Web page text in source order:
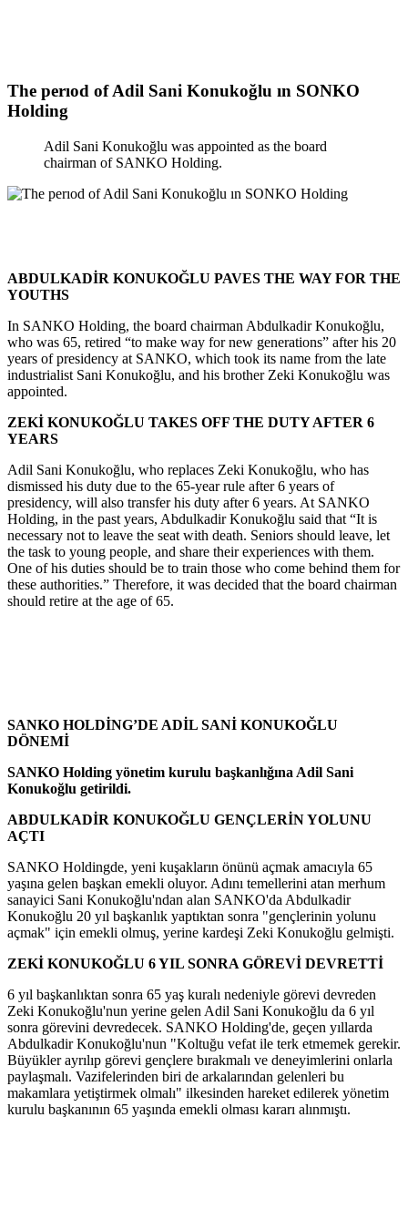
The perıod of Adil Sani Konukoğlu ın SONKO
Holding
Adil Sani Konukoğlu was appointed as the board
chairman of SANKO Holding.
ABDULKADİR KONUKOĞLU PAVES THE WAY FOR THE
YOUTHS
In SANKO Holding, the board chairman Abdulkadir Konukoğlu,
who was 65, retired “to make way for new generations” after his 20
years of presidency at SANKO, which took its name from the late
industrialist Sani Konukoğlu, and his brother Zeki Konukoğlu was
appointed.
ZEKİ KONUKOĞLU TAKES OFF THE DUTY AFTER 6
YEARS
Adil Sani Konukoğlu, who replaces Zeki Konukoğlu, who has
dismissed his duty due to the 65-year rule after 6 years of
presidency, will also transfer his duty after 6 years. At SANKO
Holding, in the past years, Abdulkadir Konukoğlu said that “It is
necessary not to leave the seat with death. Seniors should leave, let
the task to young people, and share their experiences with them.
One of his duties should be to train those who come behind them for
these authorities.” Therefore, it was decided that the board chairman
should retire at the age of 65.
SANKO HOLDİNG’DE ADİL SANİ KONUKOĞLU
DÖNEMİ
SANKO Holding yönetim kurulu başkanlığına Adil Sani
Konukoğlu getirildi.
ABDULKADİR KONUKOĞLU GENÇLERİN YOLUNU
AÇTI
SANKO Holdingde, yeni kuşakların önünü açmak amacıyla 65
yaşına gelen başkan emekli oluyor. Adını temellerini atan merhum
sanayici Sani Konukoğlu'ndan alan SANKO'da Abdulkadir
Konukoğlu 20 yıl başkanlık yaptıktan sonra "gençlerinin yolunu
açmak" için emekli olmuş, yerine kardeşi Zeki Konukoğlu gelmişti.
ZEKİ KONUKOĞLU 6 YIL SONRA GÖREVİ DEVRETTİ
6 yıl başkanlıktan sonra 65 yaş kuralı nedeniyle görevi devreden
Zeki Konukoğlu'nun yerine gelen Adil Sani Konukoğlu da 6 yıl
sonra görevini devredecek. SANKO Holding'de, geçen yıllarda
Abdulkadir Konukoğlu'nun "Koltuğu vefat ile terk etmemek gerekir.
Büyükler ayrılıp görevi gençlere bırakmalı ve deneyimlerini onlarla
paylaşmalı. Vazifelerinden biri de arkalarından gelenleri bu
makamlara yetiştirmek olmalı" ilkesinden hareket edilerek yönetim
kurulu başkanının 65 yaşında emekli olması kararı alınmıştı.